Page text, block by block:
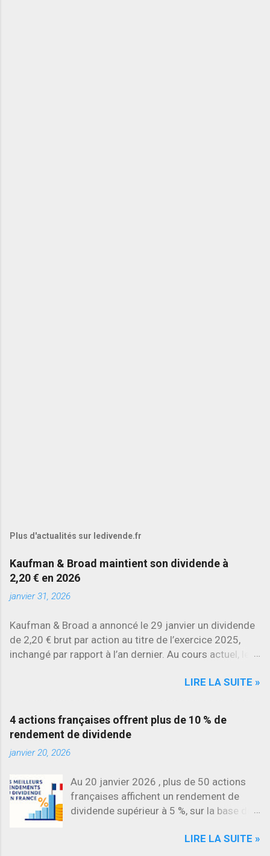
Plus d'actualités sur ledivende.fr
Kaufman & Broad maintient son dividende à
2,20 € en 2026
janvier 31, 2026
Kaufman & Broad a annoncé le 29 janvier un dividende
de 2,20 € brut par action au titre de l’exercice 2025,
inchangé par rapport à l’an dernier. Au cours actuel, le
LIRE LA SUITE »
4 actions françaises offrent plus de 10 % de
rendement de dividende
janvier 20, 2026
Au 20 janvier 2026 , plus de 50 actions
françaises affichent un rendement de
dividende supérieur à 5 %, sur la base des
évolutions les plus marquantes concerne
LIRE LA SUITE »